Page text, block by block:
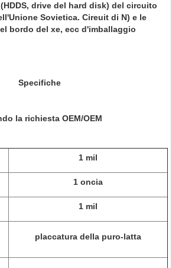
drive del hard disk) del circuito
Sovietica. Cireuit di N) e le
bordo del xe, ecc d'imballaggio
Specifiche
la richiesta OEM/OEM
1 mil
1 oncia
1 mil
placcatura della puro-latta